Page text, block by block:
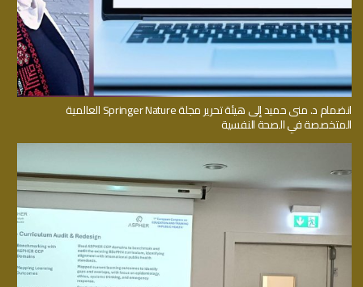
انضمام د. منى حميد إلى هيئة تحرير مجلة Springer Nature العالمية
المتخصصة في الصحة النفسية